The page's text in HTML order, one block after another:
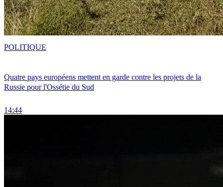
Quatre pays européens mettent en garde contre les projets de la
Russie pour l'Ossétie du Sud
14:44
POLITIQUE